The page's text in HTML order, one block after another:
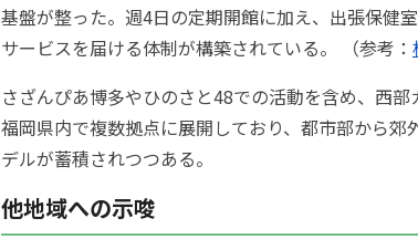
基盤が整った。週4日の定期開館に加え、出張保健
サービスを届ける体制が構築されている。 （参考：
さざんぴあ博多やひのさと48での活動を含め、西
福岡県内で複数拠点に展開しており、都市部から
デルが蓄積されつつある。
他地域への示唆